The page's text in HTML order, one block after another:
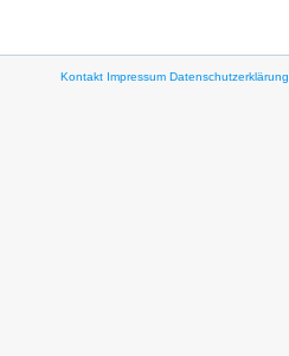
Kontakt Impressum Datenschutzerklärung